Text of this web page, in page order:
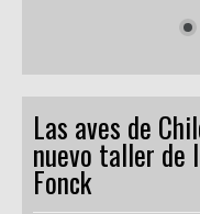
Las aves de
nuevo taller de
Fonck